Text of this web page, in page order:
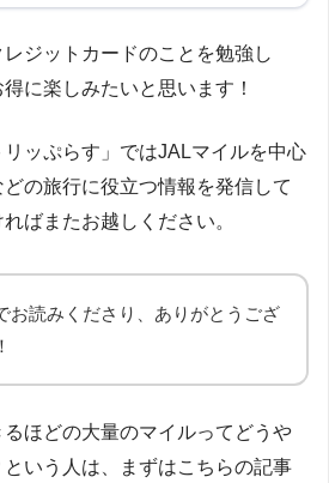
ジットカードのことを勉強し
に楽しみたいと思います！
ッぷらす」ではJALマイルを中心
の旅行に役立つ情報を発信して
ばまたお越しください。
お読みくださり、ありがとうござ
ほどの大量のマイルってどうや
いう人は、まずはこちらの記事